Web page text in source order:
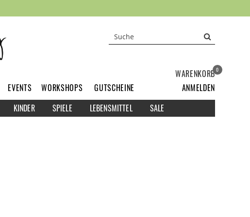
KINDER SPIELE LEBENSMITTEL SALE
EVENTS WORKSHOPS GUTSCHEINE
WARENKORB0
ANMELDEN